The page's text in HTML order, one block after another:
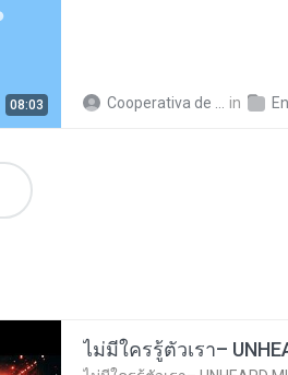
08:03 Cooperativa de Trabajo C. in